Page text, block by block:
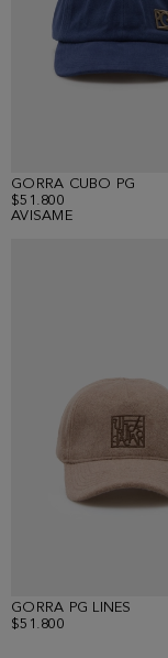
GORRA CUBO PG
$51.800
AVISAME
GORRA PG LINES
$51.800